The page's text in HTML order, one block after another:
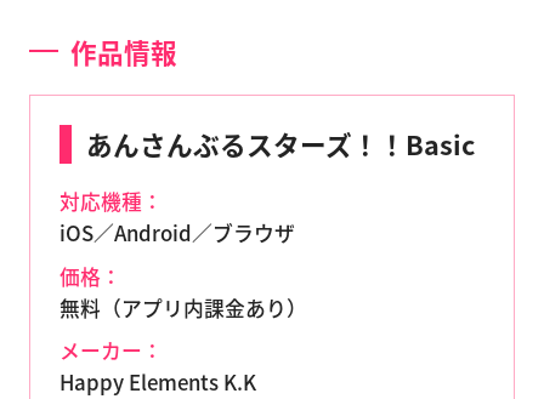
作品情報
あんさんぶるスターズ！！Basic
対応機種：
iOS／Android／ブラウザ
価格：
無料（アプリ内課金あり）
メーカー：
Happy Elements K.K